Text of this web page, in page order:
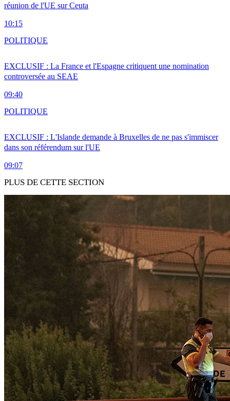
réunion de l'UE sur Ceuta
10:15
EXCLUSIF : La France et l'Espagne critiquent une nomination
controversée au SEAE
09:40
POLITIQUE
EXCLUSIF : L'Islande demande à Bruxelles de ne pas s'immiscer
dans son référendum sur l'UE
09:07
POLITIQUE
PLUS DE CETTE SECTION